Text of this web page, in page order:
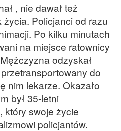
, nie dawał też
Policjanci od razu
Po kilku minutach
na miejsce ratownicy
odzyskał
do
nim lekarze. Okazało
był 35-letni
który swoje życie
policjantów.